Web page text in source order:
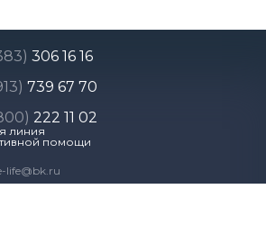
306 16 16
739 67 70
222 11 02
линия
помощи
life@bk.ru